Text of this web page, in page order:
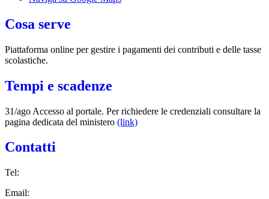
Cosa serve
Piattaforma online per gestire i pagamenti dei contributi e delle tasse
scolastiche.
Tempi e scadenze
31/ago Accesso al portale. Per richiedere le credenziali consultare la
pagina dedicata del ministero (link)
Contatti
Tel:
Email: